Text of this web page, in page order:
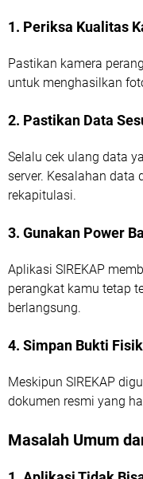
1. Periksa Kualitas
Pastikan kamera
untuk menghasilkan
2. Pastikan Data
Selalu cek ulang data
server. Kesalahan data
rekapitulasi.
3. Gunakan Power
Aplikasi SIREKAP
perangkat kamu tetap
berlangsung.
4. Simpan Bukti Fisik
Meskipun SIREKAP
dokumen resmi yang
Masalah Umum